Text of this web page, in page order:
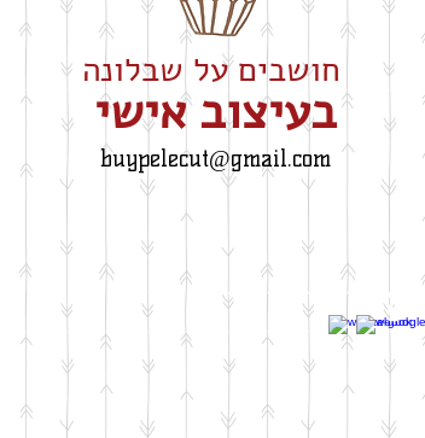
​בעיצוב אישי
buypelecut@gmail.com